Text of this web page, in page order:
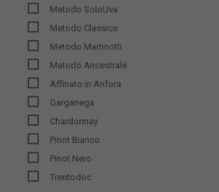
Metodo SoloUva
Metodo Classico
Metodo Martinotti
Metodo Ancestrale
Affinato in Anfora
Garganega
Chardonnay
Pinot Bianco
Pinot Nero
Trentodoc